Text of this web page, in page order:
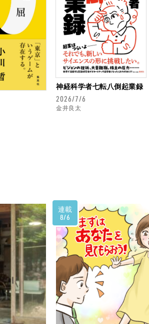
神経科学者七転八倒起業録
2026/7/6
金井良太
連載
8/6